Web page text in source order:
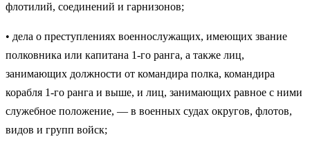
флотилий, соединений и гарни­зонов;
• дела о преступлениях военнослужащих, имеющих звание
полковника или капитана 1-го ранга, а также лиц,
занимающих должности от ко­мандира полка, командира
корабля 1-го ранга и выше, и лиц, зани­мающих равное с ними
служебное положение, — в военных судах округов, флотов,
видов и групп войск;